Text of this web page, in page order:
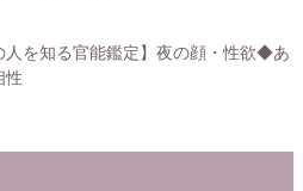
人を知る官能鑑定】夜の顔・性欲◆あ
性